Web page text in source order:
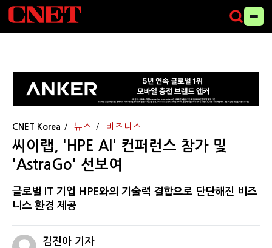
CNET Korea 뉴스 비즈니스
씨이랩, 'HPE AI' 컨퍼런스 참가 및
'AstraGo' 선보여
글로벌 IT 기업 HPE와의 기술력 결합으로 단단해진 비즈
니스 환경 제공
김진아 기자